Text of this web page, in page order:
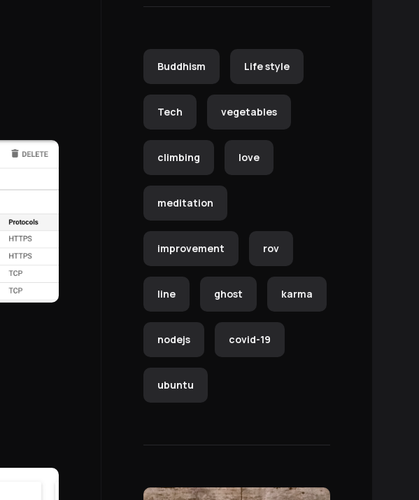
Buddhism Life style
Tech vegetables
climbing love
meditation
improvement rov
line ghost karma
nodejs covid-19
ubuntu